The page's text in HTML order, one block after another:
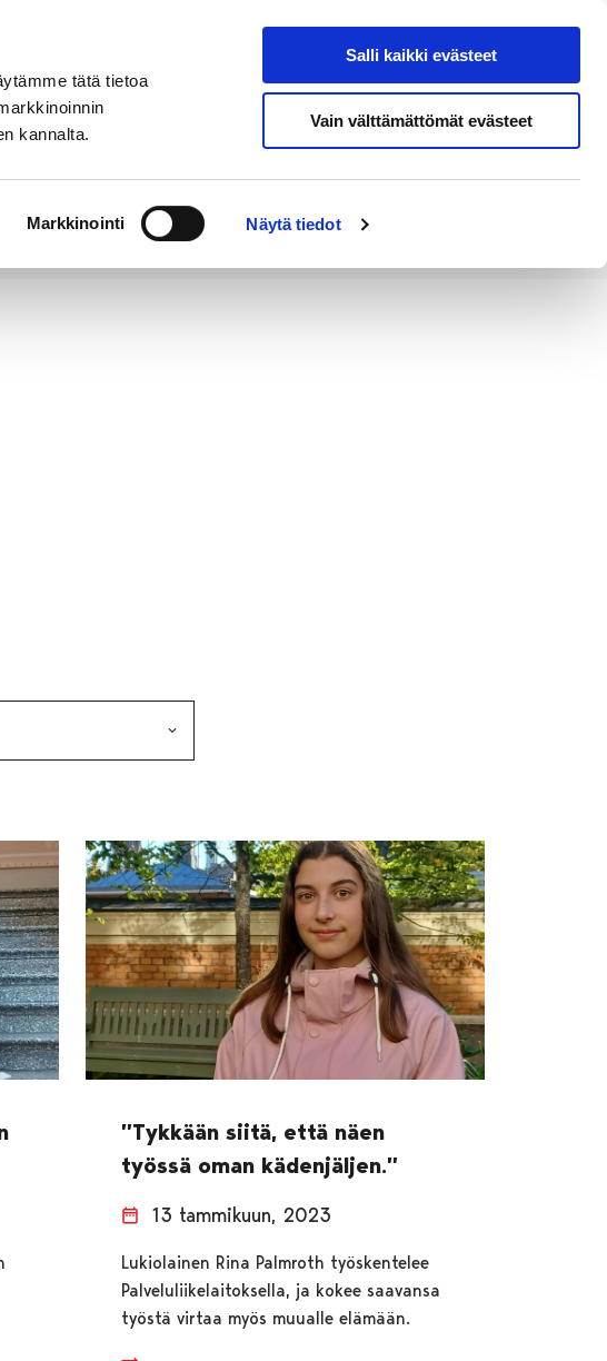
tätä tietoa
kannalta.
Markkinointi Näytä tiedot
Salli kaikki evästeet
Vain välttämättömät evästeet
Hae sivustolta
”Tykkään siitä, että näen
työssä oman kädenjäljen.”
13 tammikuun, 2023
Lukiolainen Rina Palmroth työskentelee
Palveluliikelaitoksella, ja kokee saavansa
työstä virtaa myös muualle elämään.